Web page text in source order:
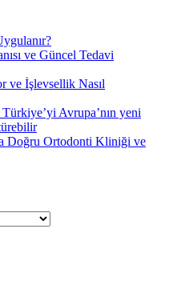
ve Güncel Tedavi
ve İşlevsellik Nasıl
Avrupa’nın yeni
Doğru Ortodonti Kliniği ve